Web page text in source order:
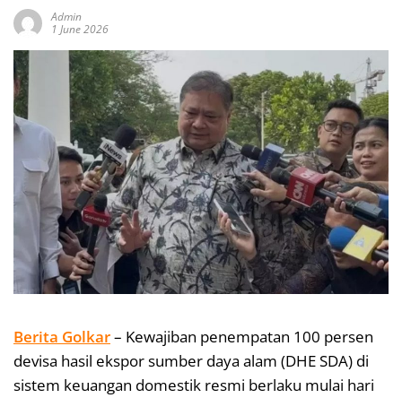
Admin
1 June 2026
Berita Golkar– Kewajiban penempatan 100 persen
devisa hasil ekspor sumber daya alam (DHE SDA) di
sistem keuangan domestik resmi berlaku mulai hari